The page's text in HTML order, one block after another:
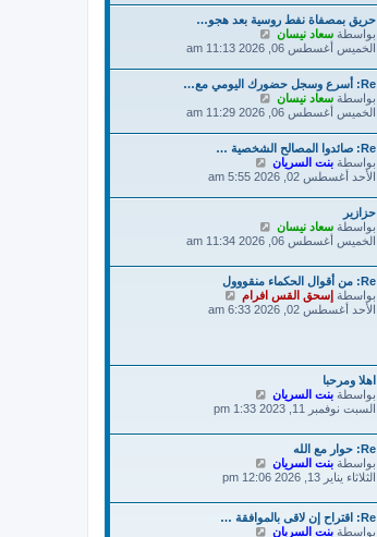
ش
ا
ك
د
آ
ر
م
ش
ر
ة
حريق بمصفاة نفط روسية بعد هجو…
بواسطة سعاد نيسان
ا
د
آ
ر
م
ش
ا
ر
ة
الخميس أغسطس 06, 2026 11:13 am
Re: أسرع وسجل حضورك اليومي مع…
بواسطة سعاد نيسان
ا
د
آ
خ
ر
م
ر
ة
الخميس أغسطس 06, 2026 11:29 am
Re: صائدوا المصالح الشخصية …
بواسطة بنت السريان
ا
د
ر
ا
ر
ك
الأحد أغسطس 02, 2026 5:55 am
حزازير
بواسطة سعاد نيسان
ا
د
آ
خ
ر
ر
ة
الخميس أغسطس 06, 2026 11:34 am
Re: من أقوال الحكماء منقووول
بواسطة إسحق القس افرام
ا
خ
ش
ر
الأحد أغسطس 02, 2026 6:33 am
اهلا ومرحبا
بواسطة بنت السريان
ا
د
ر
ش
ا
السبت نوفمبر 11, 2023 1:33 pm
Re: حوار مع الله
بواسطة بنت السريان
ا
د
آ
الثلاثاء يناير 13, 2026 12:06 pm
Re: اقتراح إن لاقى بالموافقة …
بواسطة بنت السريان